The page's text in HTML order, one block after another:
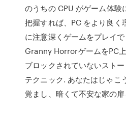
のうちの CPU がゲーム体験
把握すれば、PC をより良く
に注意深くゲームをプレイで
Granny HorrorゲームをPC
ブロックされていないスト
テクニック. あなたはじゃこ
覚まし、暗くて不安な家の